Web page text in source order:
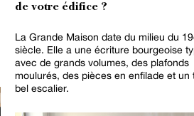
de votre édifice ?
La Grande Maison date du milieu du
siècle. Elle a une écriture bourgeoise
avec de grands volumes, des plafonds
moulurés, des pièces en enfilade et un
bel escalier.